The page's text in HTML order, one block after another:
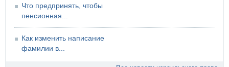
Что предпринять, чтобы
пенсионная...
Как изменить написание
фамилии в...